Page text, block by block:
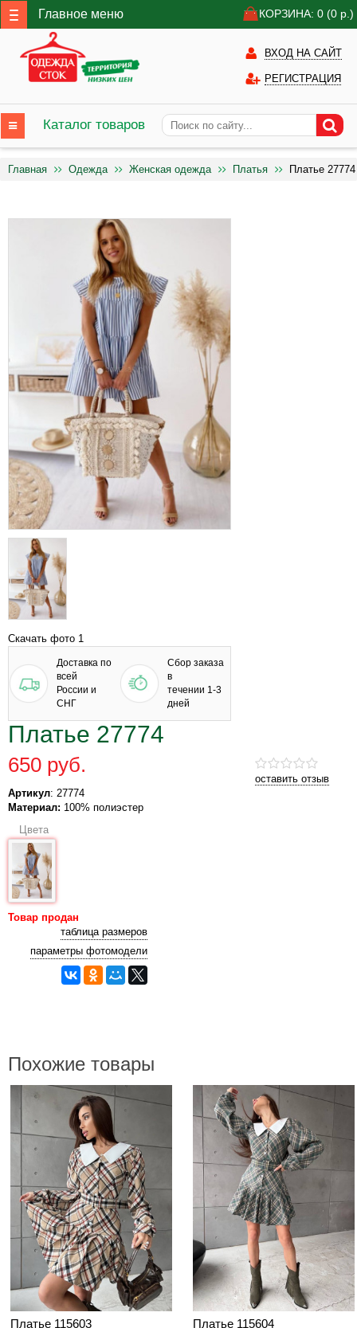
Главное меню КОРЗИНА: 0 (0 р.)
ВХОД НА САЙТ
РЕГИСТРАЦИЯ
Каталог товаров
Главная Одежда Женская одежда Платья Платье 27774
Скачать фото 1
Доставка по
всей
России и
СНГ
Сбор заказа
в
течении 1-3
дней
Платье 27774
оставить отзыв
650 руб.
Артикул: 27774
Материал: 100% полиэстер
Цвета
Товар продан
таблица размеров
параметры фотомодели
Похожие товары
Платье 115603
Платье 115604